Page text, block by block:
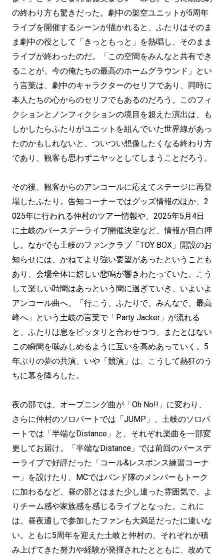
の終わり方も驚きだった。劇中の架空ユニットが5周年
ライブを開催するシーンが描かれると、ふたりはそのま
ま劇中の役として「きっともっと」を熱唱し、そのまま
ライブが終わったのだ。「この空間をみんなと共有でき
ることが、今の俺たちの最高のホームグラウンド」とい
う言葉は、劇中のキャラクターのセリフであり、同時に
本人たちの心からのセリフでもあるのだろう。このフィ
クションとノンフィクションの境目を超えた演出は、も
しかしたらふたりがユニットを組んでいた世界線があっ
たのかもしれないと、ついつい想像したくなる終わり方
であり、観客も思わずニヤッとしてしまうことだろう。
その後、観客からのアンコールに応えてステージに再登
場したふたり。告知コーナーではグッズ情報のほか、2
025年に行われる仲村のツアー情報や、2025年5月4日
に土岐のバースデーライブ開催決定など、情報が目白押
し。なかでも土岐のファンクラブ「TOY BOX」開設のお
知らせには、かねてより強い要望があったということも
あり、会場全体に嬉しい悲鳴が響きわたっていた。こう
して楽しい時間はあっという間に過ぎていき、いよいよ
アンコール曲へ。「行こう、ふたりで、みんなで、最高
峰へ」という土岐の言葉で「Party Jacker」が流れる
と、ふたりは息をピッタリと合わせつつ、またとはない
この瞬間を噛みしめるように互いを高めあっていく。5
年ぶりの夢の共演、いや「競演」は、こうして熱狂のう
ちに幕を降ろした。
夜の部では、オープニング曲が「Oh No!!」に変わり、
さらに仲村のソロパートでは「JUMP」、土岐のソロパ
ートでは「半端なDistance」と、それぞれ楽曲を一部変
更してお届け。「半端なDistance」では前回のバースデ
ーライブで好評だった「コール&レスポンス練習コーナ
ー」を設けたり、MCではバンド隊のメンバーもトーク
に加わるなど、昼の部とはまた少し違った雰囲気で、よ
りチーム感や家族感を感じるライブとなった。これに
は、昼夜通しで参加したファンも大満足だったに違いな
い。ともに5周年を迎えた土岐と仲村の、それぞれが積
み上げてきた努力や経験が発揮されたとともに、改めて